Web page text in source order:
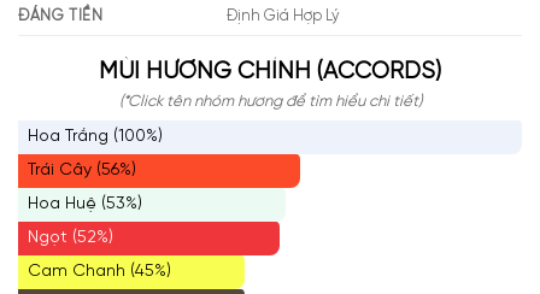
ĐÁNG TIỀN Định Giá Hợp Lý
MÙI HƯƠNG CHÍNH (ACCORDS)
(*Click tên nhóm hương để tìm hiểu chi tiết)
Hoa Trắng (100%)
Trái Cây (56%)
Hoa Huệ (53%)
Ngọt (52%)
Cam Chanh (45%)